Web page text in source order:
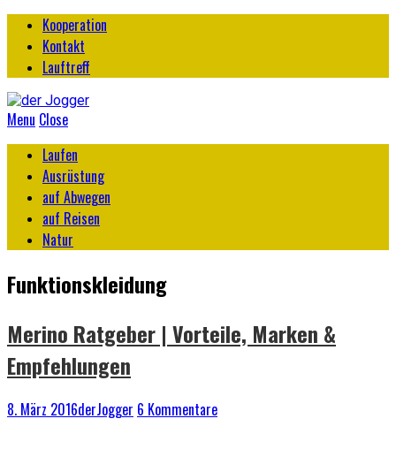
Kooperation
Kontakt
Lauftreff
Menu Close
Laufen
Ausrüstung
auf Abwegen
auf Reisen
Natur
Funktionskleidung
Merino Ratgeber | Vorteile, Marken &
Empfehlungen
8. März 2016derJogger 6 Kommentare